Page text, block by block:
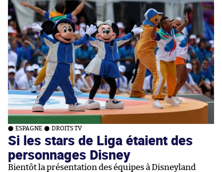
ESPAGNE DROITS TV
Si les stars de Liga étaient des
personnages Disney
Bientôt la présentation des équipes à Disneyland